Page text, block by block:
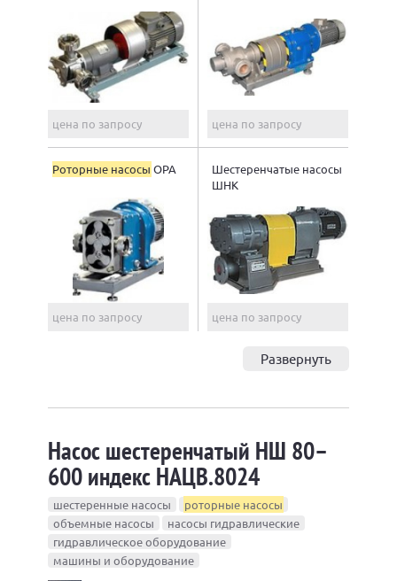
цена по запросу цена по запросу
Роторные насосы ОРА
цена по запросу
Шестеренчатые насосы
ШНК
цена по запросу
Развернуть
Насос шестеренчатый НШ 80–
600 индекс НАЦВ.8024
шестеренные насосы
роторные насосы
объемные насосы
насосы гидравлические
гидравлическое оборудование
машины и оборудование